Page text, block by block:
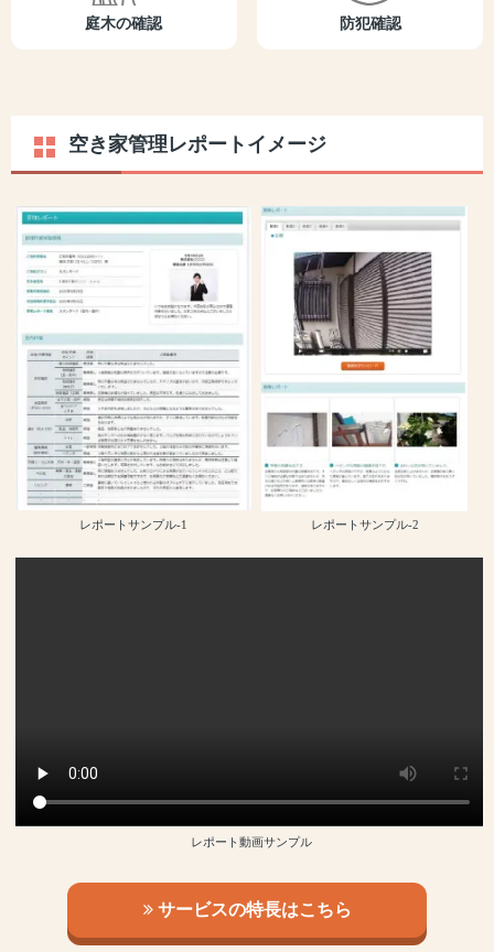
庭木の確認 防犯確認
空き家管理レポートイメージ
レポートサンプル-1 レポートサンプル-2
レポート動画サンプル
サービスの特長はこちら